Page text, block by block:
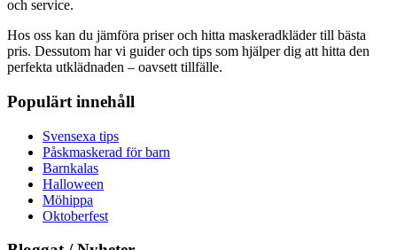
och service.
Hos oss kan du jämföra priser och hitta maskeradkläder till bästa
pris. Dessutom har vi guider och tips som hjälper dig att hitta den
perfekta utklädnaden – oavsett tillfälle.
Populärt innehåll
Svensexa tips
Påskmaskerad för barn
Barnkalas
Halloween
Möhippa
Oktoberfest